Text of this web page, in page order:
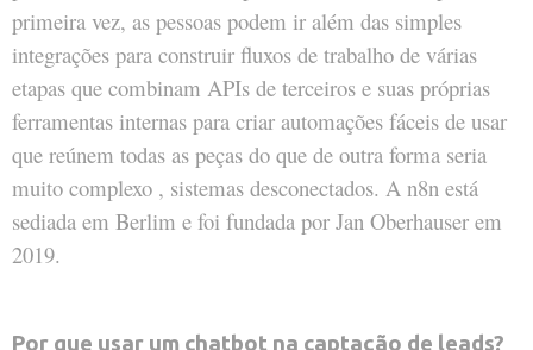
primeira vez, as pessoas podem ir além das simples
integrações para construir fluxos de trabalho de várias
etapas que combinam APIs de terceiros e suas próprias
ferramentas internas para criar automações fáceis de usar
que reúnem todas as peças do que de outra forma seria
muito complexo , sistemas desconectados. A n8n está
sediada em Berlim e foi fundada por Jan Oberhauser em
2019.
Por que usar um chatbot na captação de leads?